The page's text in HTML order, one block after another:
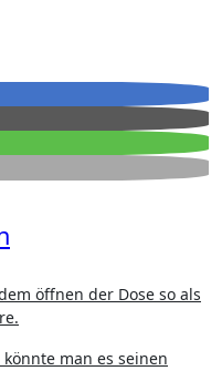
man es seinen